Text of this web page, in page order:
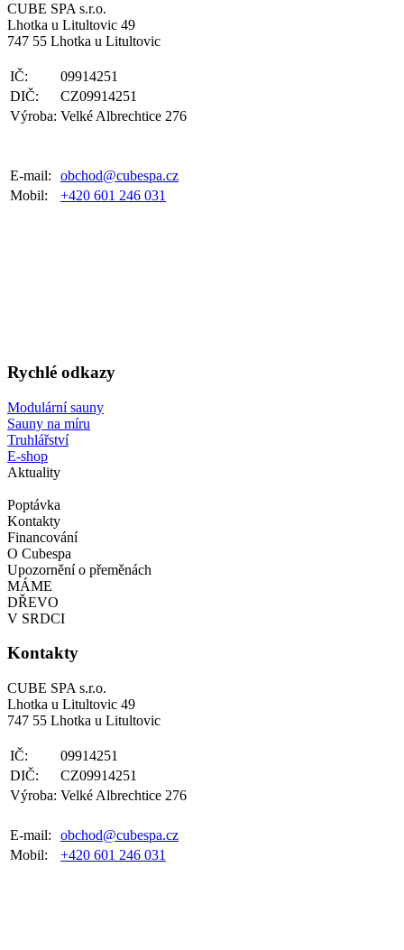
CUBE SPA s.r.o.
Lhotka u Litultovic 49
747 55 Lhotka u Litultovic
IČ:
09914251
DIČ:
CZ09914251
Výroba: Velké Albrechtice 276
E-mail:
obchod@cubespa.cz
Mobil:
+420 601 246 031
Rychlé odkazy
Modulární sauny
Sauny na míru
Truhlářství
E-shop
Aktuality
Poptávka
Kontakty
Financování
O Cubespa
Upozornění o přeměnách
MÁME
DŘEVO
V SRDCI
Kontakty
CUBE SPA s.r.o.
Lhotka u Litultovic 49
747 55 Lhotka u Litultovic
IČ:
09914251
DIČ:
CZ09914251
Výroba: Velké Albrechtice 276
E-mail:
obchod@cubespa.cz
Mobil:
+420 601 246 031